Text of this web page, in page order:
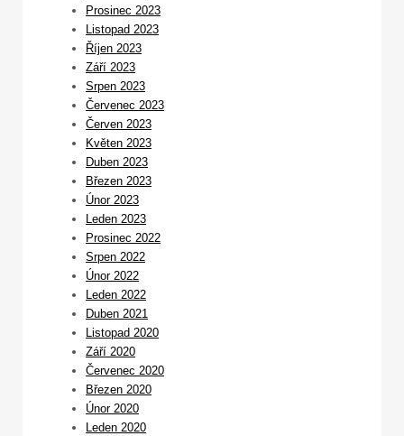
Prosinec 2023
Listopad 2023
Říjen 2023
Září 2023
Srpen 2023
Červenec 2023
Červen 2023
Květen 2023
Duben 2023
Březen 2023
Únor 2023
Leden 2023
Prosinec 2022
Srpen 2022
Únor 2022
Leden 2022
Duben 2021
Listopad 2020
Září 2020
Červenec 2020
Březen 2020
Únor 2020
Leden 2020